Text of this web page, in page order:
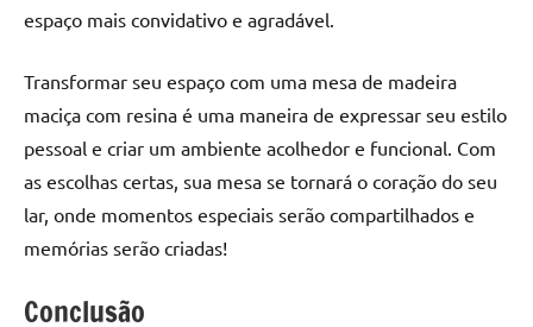
espaço mais convidativo e agradável.
Transformar seu espaço com uma mesa de madeira
maciça com resina é uma maneira de expressar seu estilo
pessoal e criar um ambiente acolhedor e funcional. Com
as escolhas certas, sua mesa se tornará o coração do seu
lar, onde momentos especiais serão compartilhados e
memórias serão criadas!
Conclusão